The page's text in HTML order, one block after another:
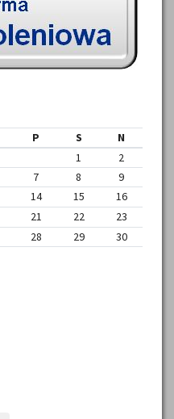
P S
N
1
2
7 8
9
14 15
16
21 22
23
28 29
30